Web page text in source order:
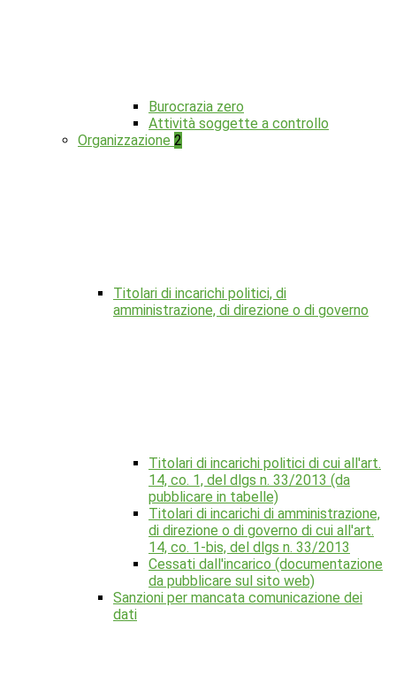
Burocrazia zero
Attività soggette a controllo
Organizzazione 2
Titolari di incarichi politici, di
amministrazione, di direzione o di governo
Titolari di incarichi politici di cui all'art.
14, co. 1, del dlgs n. 33/2013 (da
pubblicare in tabelle)
Titolari di incarichi di amministrazione,
di direzione o di governo di cui all'art.
14, co. 1-bis, del dlgs n. 33/2013
Cessati dall'incarico (documentazione
da pubblicare sul sito web)
Sanzioni per mancata comunicazione dei
dati